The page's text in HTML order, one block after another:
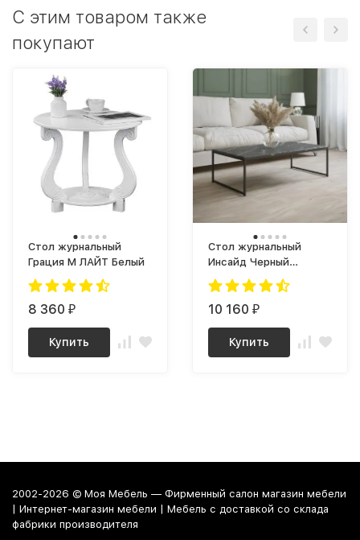
C этим товаром также
покупают
Стол журнальный
Грация М ЛАЙТ Белый
8 360 ₽
Купить
Стол журнальный
Инсайд Черный
мрамор / Черный
10 160 ₽
Купить
2002-2026 © Моя Мебель — Фирменный салон магазин мебели
| Интернет-магазин мебели | Мебель с доставкой со склада
фабрики производителя